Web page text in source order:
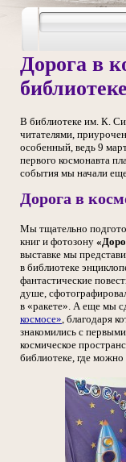
Дорога в
В библиотеке им. К.
читателями,
особенный, ведь 9
первого космонавта
события мы начали
Дорога в
Мы тщательно
книг и фотозону
выставке мы
в библиотеке
фантастические
душе,
в «ракете». А еще мы
космосе», благодаря
знакомились с
космическое
библиотеке, где